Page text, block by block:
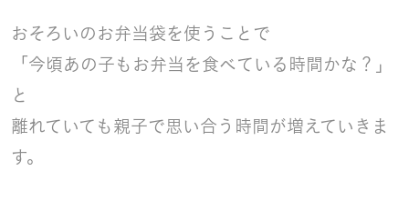
おそろいのお弁当袋を使うことで
「今頃あの子もお弁当を食べている時間かな？」
と
離れていても親子で思い合う時間が増えていきま
す。